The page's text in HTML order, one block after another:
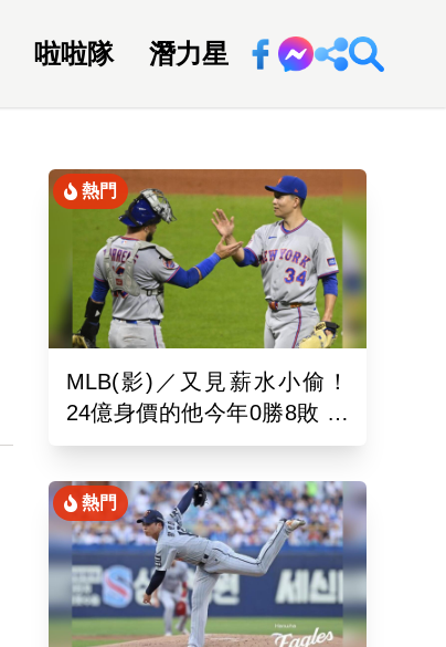
啦啦隊 潛力星 回新聞網
熱門
MLB(影)／又見薪水小偷！
24億身價的他今年0勝8敗 幽
靈指叉只能從牛棚出發
熱門